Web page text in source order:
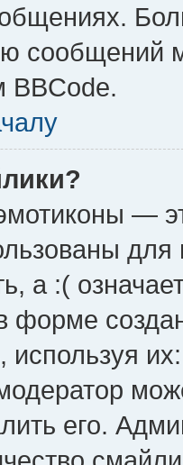
сообщений
BBCode.
—
а :(
форме
используя
его.